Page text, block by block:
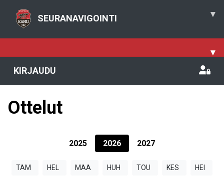
SEURANAVIGOINTI ▾
▾
KIRJAUDU
Ottelut
2025 2026 2027
TAM HEL MAA HUH TOU KES HEI